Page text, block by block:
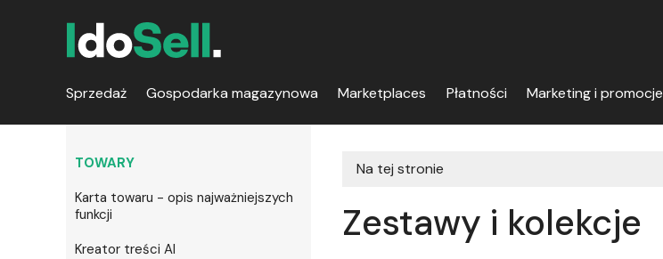
Sprzedaż Gospodarka magazynowa Marketplaces Płatności Marketing i promocje
TOWARY
Karta towaru - opis najważniejszych
funkcji
Kreator treści AI
Na tej stronie
Zestawy i kolekcje